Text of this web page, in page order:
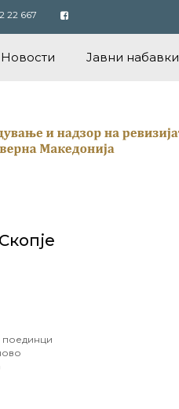
22 667
Новости Јавни набавки
поединци